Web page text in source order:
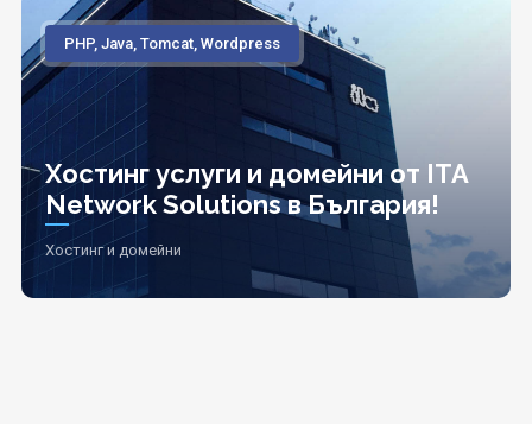
PHP, Java, Tomcat, Wordpress
Хостинг услуги и домейни от ITA
Network Solutions в България!
Хостинг и домейни